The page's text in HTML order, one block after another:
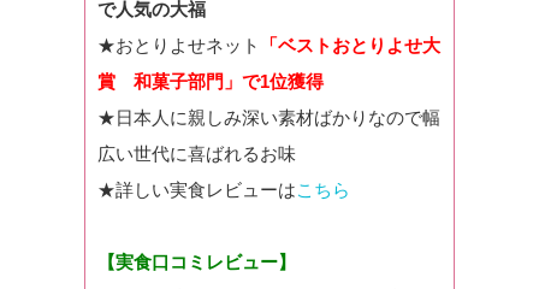
で人気の大福
★おとりよせネット
「ベストおとりよせ大
賞 和菓子部門」で1位獲得
★日本人に親しみ深い素材ばかりなので幅
広い世代に喜ばれるお味
★詳しい実食レビューはこちら
【実食口コミレビュー】